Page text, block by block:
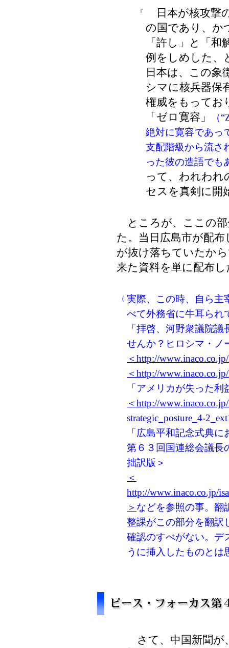
『
日本が核攻撃
の国であり、か
「許し」と「和
例をしめした、
日本は、この象
シマに核兵器保
権威をもってお
「ゼロ寛容」
（
絶対に寛容であっ
支配階級から流さ
った彼の造語でも
って、われわれ
セスを真剣に開
ところが、ここの部
た。当日広島市が配
が抜け落ちていたか
来た資料を単に配布
（ 実際、この時、自ら主
べて外務省に牛耳られ
「拝啓、河野衆議院
せんか？ヒロシマ・
＜http://
＜http://
「アメリカが失った利
＜http://
strategic_posture_4-
「広島平和記念式典
第６３回国連総会議長
拙訳版＞
＜
http://www.inaco.co.jp/
＞ などを参照の事。翻
整課がこの部分を翻訳
確認のすべがない。デ
うに挿入したものとは
さて、中国新聞が